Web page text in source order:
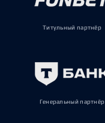
Титульный партнёр
Генеральный партнёр